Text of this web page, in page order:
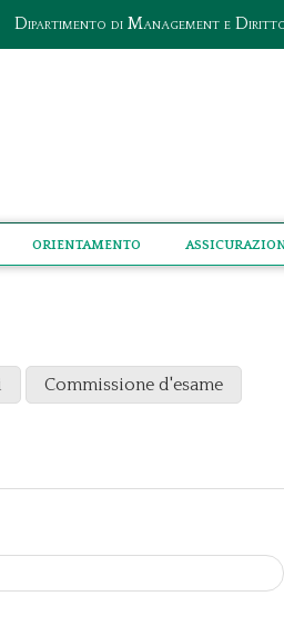
Dipartimento di Management e
Orientamento
Commissione d'esame